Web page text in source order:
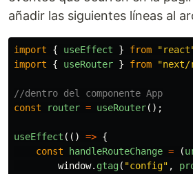
añadir las siguientes líneas al
import { useEffect } from "react
import
{ useRouter } from "next/
//dentro del componente App
const
router = useRouter();
useEffect (() => {
const
handleRouteChange = (
window. gtag( "config" ,